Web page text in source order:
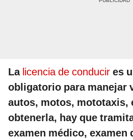
La licencia de conducir es
obligatorio para manejar
autos, motos, mototaxis,
obtenerla, hay que
examen médico, examen